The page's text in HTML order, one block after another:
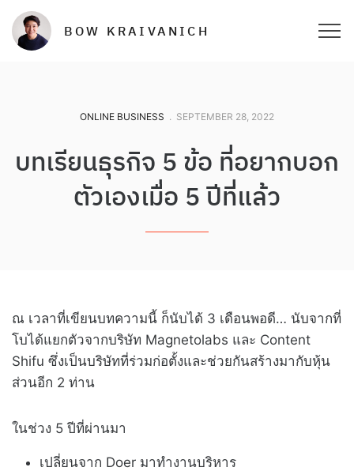
BOW KRAIVANICH
ONLINE BUSINESS . SEPTEMBER 28, 2022
บทเรียนธุรกิจ 5 ข้อ ที่อยากบอก
ตัวเองเมื่อ 5 ปีที่แล้ว
ณ เวลาที่เขียนบทความนี้ ก็นับได้ 3 เดือนพอดี… นับจากที่
โบได้แยกตัวจากบริษัท Magnetolabs และ Content
Shifu ซึ่งเป็นบริษัทที่ร่วมก่อตั้งและช่วยกันสร้างมากับหุ้น
ส่วนอีก 2 ท่าน
ในช่วง 5 ปีที่ผ่านมา
เปลี่ยนจาก Doer มาทำงานบริหาร